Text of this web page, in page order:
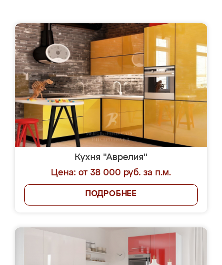
Кухня "Аврелия"
Цена: от 38 000 руб. за п.м.
ПОДРОБНЕЕ